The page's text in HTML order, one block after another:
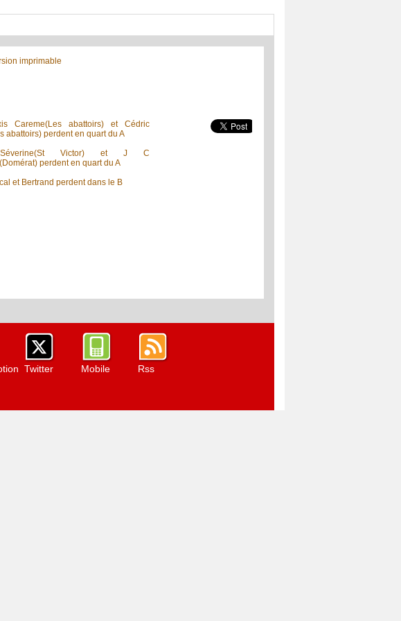
imprimable
Careme(Les abattoirs) et Cédric
abattoirs) perdent en quart du A
Séverine(St Victor) et J C
perdent en quart du A
et Bertrand perdent dans le B
Twitter Mobile Rss